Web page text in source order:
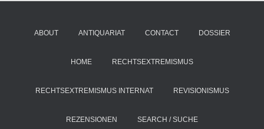
ABOUT ANTIQUARIAT CONTACT DOSSIER
HOME RECHTSEXTREMISMUS
RECHTSEXTREMISMUS INTERNAT REVISIONISMUS
REZENSIONEN SEARCH / SUCHE